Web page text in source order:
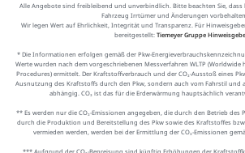
Alle Angebote sind freibleibend und unverbindlich. Bitte beachten Sie,
Fahrzeug Irrtümer und Änderungen vorbehalten
Wir legen Wert auf Ehrlichkeit, Integrität und Transparenz. Für
bereitgestellt: Tiemeyer Gruppe
* Die Informationen erfolgen gemäß der Pkw-
Werte wurden nach dem vorgeschriebenen Messverfahren WLTP (Worldwide
Procedures) ermittelt. Der Kraftstoffverbrauch und der CO₂-Ausstoß eines
Ausnutzung des Kraftstoffs durch den Pkw, sondern auch vom Fahrstil und
abhängig. CO₂ ist das für die Erderwärmung hauptsächlich
** Es werden nur die CO₂-Emissionen angegeben, die durch den Betrieb des
durch die Produktion und Bereitstellung des Pkw sowie des Kraftstoffes
vermieden werden, werden bei der Ermittlung der CO₂-Emissionen
*** Aufgrund der CO₂-Bepreisung sind künftig Erhöhungen der